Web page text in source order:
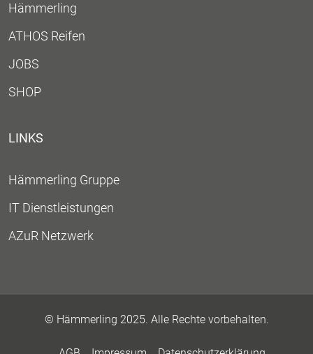
Hämmerling
ATHOS Reifen
JOBS
SHOP
LINKS
Hämmerling Gruppe
IT Dienstleistungen
AZuR Netzwerk
© Hämmerling 2025. Alle Rechte vorbehalten.